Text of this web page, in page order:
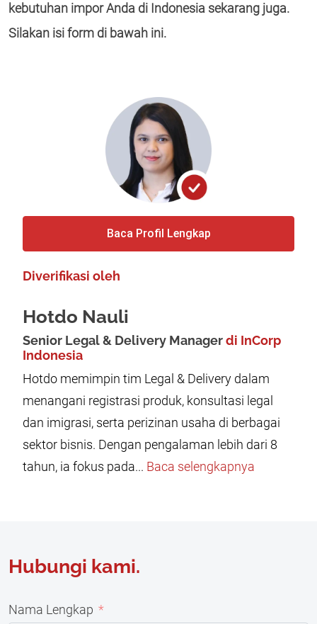
kebutuhan impor Anda di Indonesia sekarang juga.
Silakan isi form di bawah ini.
Baca Profil Lengkap
Diverifikasi oleh
Hotdo Nauli
Senior Legal & Delivery Managerdi InCorp
Indonesia
Hotdo memimpin tim Legal & Delivery dalam
menangani registrasi produk, konsultasi legal
dan imigrasi, serta perizinan usaha di berbagai
sektor bisnis. Dengan pengalaman lebih dari 8
tahun, ia fokus pada... Baca selengkapnya
Hubungi kami.
Nama Lengkap